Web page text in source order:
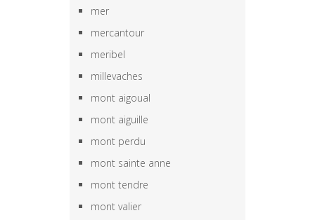
mer
mercantour
meribel
millevaches
mont aigoual
mont aiguille
mont perdu
mont sainte anne
mont tendre
mont valier